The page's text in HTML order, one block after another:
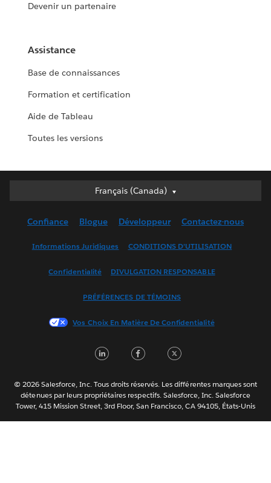
Devenir un partenaire
Assistance
Base de connaissances
Formation et certification
Aide de Tableau
Toutes les versions
Français (Canada)
Français (Canada)
English (UK)
Français (France)
한국어
Português
ไทย
简体中文
Confiance Blogue Développeur Contactez-nous
Informations Juridiques CONDITIONS D’UTILISATION
Confidentialité DIVULGATION RESPONSABLE
PRÉFÉRENCES DE TÉMOINS
Vos Choix En Matière De Confidentialité
LinkedInFacebook
© 2026 Salesforce, Inc. Tous droits réservés. Les différentes marques sont
détenues par leurs propriétaires respectifs. Salesforce, Inc. Salesforce
Tower, 415 Mission Street, 3rd Floor, San Francisco, CA 94105, États-Unis